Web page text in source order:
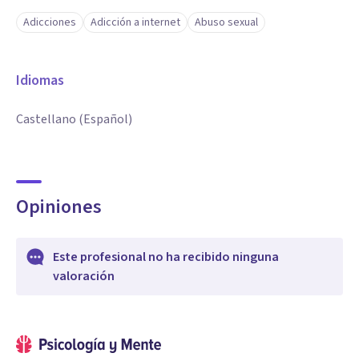
Adicciones Adicción a internet Abuso sexual
Idiomas
Castellano (Español)
Opiniones
Este profesional no ha recibido ninguna
valoración